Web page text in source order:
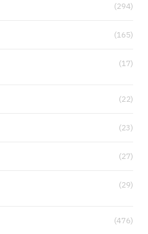
(294)
(165)
(17)
(22)
(23)
(27)
(29)
(476)